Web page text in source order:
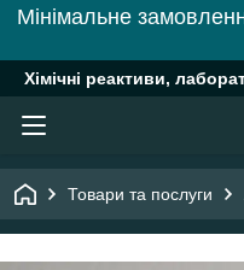
Мінімальне
Хімічні реактиви,
Товари та послуги